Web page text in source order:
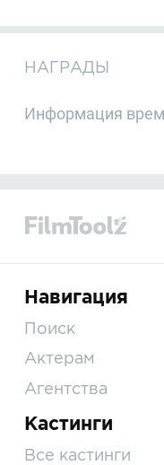
НАГРАДЫ
Информация
Навигация
Поиск
Актерам
Агентства
Кастинги
Все кастинги